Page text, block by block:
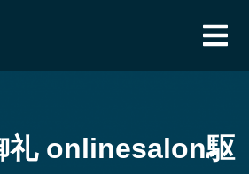
礼 onlinesalon駆